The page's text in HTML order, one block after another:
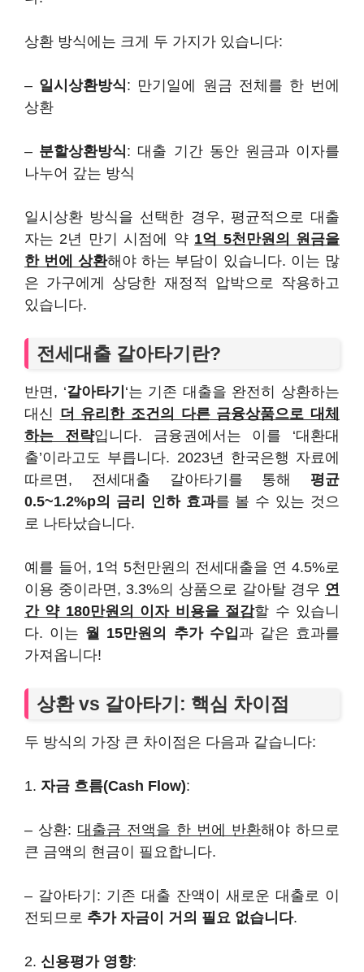
상환 방식에는 크게 두 가지가 있습니다:
– 일시상환방식: 만기일에 원금 전체를 한 번에
상환
– 분할상환방식: 대출 기간 동안 원금과 이자를
나누어 갚는 방식
일시상환 방식을 선택한 경우, 평균적으로 대출
자는 2년 만기 시점에 약 1억 5천만원의 원금을
한 번에 상환해야 하는 부담이 있습니다. 이는 많
은 가구에게 상당한 재정적 압박으로 작용하고
있습니다.
전세대출 갈아타기란?
반면, ‘갈아타기 ‘는 기존 대출을 완전히 상환하는
대신 더 유리한 조건의 다른 금융상품으로 대체
하는 전략입니다. 금융권에서는 이를 ‘대환대
출’이라고도 부릅니다. 2023년 한국은행 자료에
따르면, 전세대출 갈아타기를 통해 평균
0.5~1.2%p의 금리 인하 효과를 볼 수 있는 것으
로 나타났습니다.
예를 들어, 1억 5천만원의 전세대출을 연 4.5%로
이용 중이라면, 3.3%의 상품으로 갈아탈 경우 연
간 약 180만원의 이자 비용을 절감할 수 있습니
다. 이는 월 15만원의 추가 수입과 같은 효과를
가져옵니다!
상환 vs 갈아타기: 핵심 차이점
두 방식의 가장 큰 차이점은 다음과 같습니다:
1. 자금 흐름(Cash Flow):
– 상환: 대출금 전액을 한 번에 반환해야 하므로
큰 금액의 현금이 필요합니다.
– 갈아타기: 기존 대출 잔액이 새로운 대출로 이
전되므로 추가 자금이 거의 필요 없습니다.
2. 신용평가 영향: